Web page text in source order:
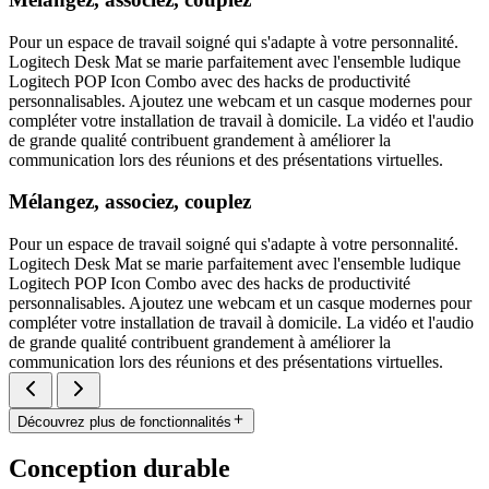
Pour un espace de travail soigné qui s'adapte à votre personnalité.
Logitech Desk Mat se marie parfaitement avec l'ensemble ludique
Logitech POP Icon Combo avec des hacks de productivité
personnalisables. Ajoutez une webcam et un casque modernes pour
compléter votre installation de travail à domicile. La vidéo et l'audio
de grande qualité contribuent grandement à améliorer la
communication lors des réunions et des présentations virtuelles.
Mélangez, associez, couplez
Pour un espace de travail soigné qui s'adapte à votre personnalité.
Logitech Desk Mat se marie parfaitement avec l'ensemble ludique
Logitech POP Icon Combo avec des hacks de productivité
personnalisables. Ajoutez une webcam et un casque modernes pour
compléter votre installation de travail à domicile. La vidéo et l'audio
de grande qualité contribuent grandement à améliorer la
communication lors des réunions et des présentations virtuelles.
Découvrez plus de fonctionnalités
Conception durable